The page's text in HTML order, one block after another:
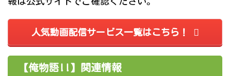
人気動画配信サービス一覧はこちら！
【俺物語!!】関連情報